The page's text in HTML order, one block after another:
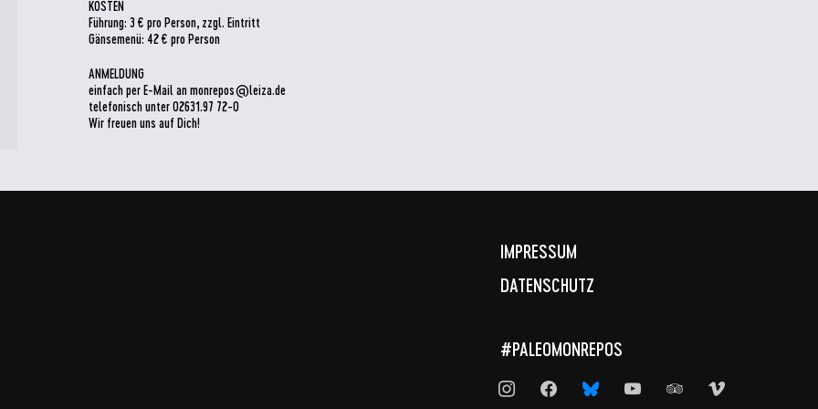
KOSTEN
Führung: 3 € pro Person, zzgl. Eintritt
Gänsemenü: 42 € pro Person
ANMELDUNG
einfach per E-Mail an monrepos@leiza.de
telefonisch unter 02631.97 72-0
Wir freuen uns auf Dich!
IMPRESSUM
DATENSCHUTZ
#PALEOMONREPOS
instagramfacebookbluesky youtube tripadvisor
vimeo